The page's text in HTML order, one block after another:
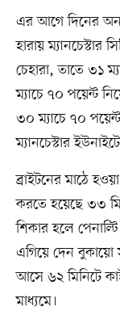
এর আগে দিনের অন্য
হারায়
চেহারা, তাতে ৩১
ম্যাচে ৭০ পয়েন্ট
৩০ ম্যাচে ৭০
ম্যানচেস্টার
ব্রাইটনের মাঠে
করতে হয়েছে ৩৩
শিকার হলে
এগিয়ে দেন বুকায়ো
আসে ৬২ মিনিটে
মাধ্যমে।